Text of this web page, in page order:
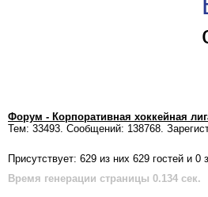
Форум - Корпоративная хоккейная
Тем: 33493. Сообщений: 138768.
Присутствует: 629 из них 629 гостей и 0
Время генерации страницы 0.134 сек.